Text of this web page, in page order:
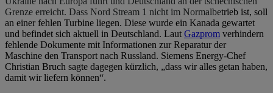
Grenze erreicht. Dass Nord Stream 1 nicht im Normalbetrieb ist, soll
an einer fehlen Turbine liegen. Diese wurde ein Kanada gewartet
und befindet sich aktuell in Deutschland. LautGazprom verhindern
fehlende Dokumente mit Informationen zur Reparatur der
Maschine den Transport nach Russland. Siemens Energy-Chef
Christian Bruch sagte dagegen kürzlich, „dass wir alles getan haben,
damit wir liefern können“.